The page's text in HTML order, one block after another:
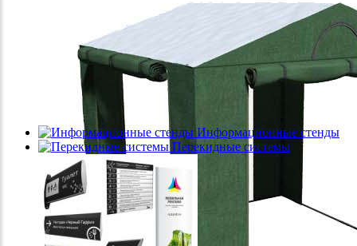
Информационные стенды
Перекидные системы